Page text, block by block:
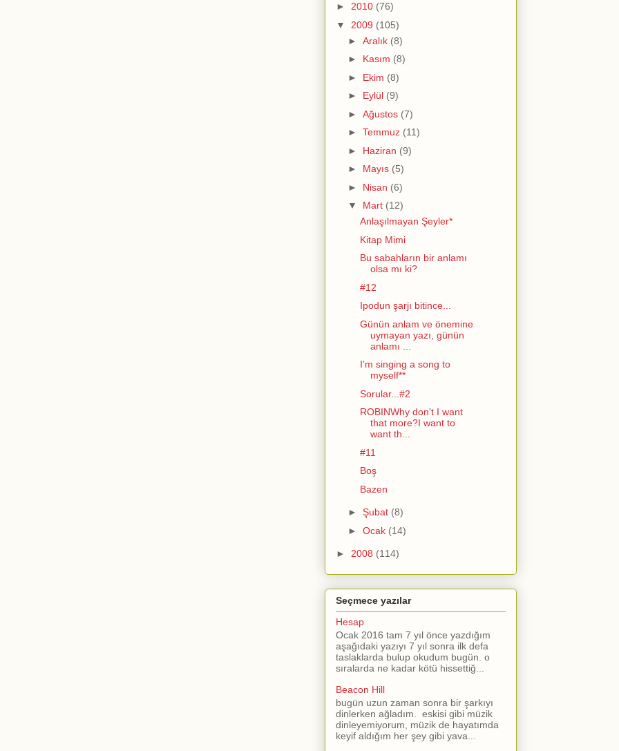
► 2010 (76)
▼ 2009 (105)
► Aralık (8)
► Kasım (8)
► Ekim (8)
► Eylül (9)
► Ağustos (7)
► Temmuz (11)
► Haziran (9)
► Mayıs (5)
► Nisan (6)
▼ Mart (12)
Anlaşılmayan Şeyler*
Kitap Mimi
Bu sabahların bir anlamı
olsa mı ki?
#12
Ipodun şarjı bitince...
Günün anlam ve önemine
uymayan yazı, günün
anlamı ...
I'm singing a song to
myself**
Sorular...#2
ROBINWhy don't I want
that more?I want to
want th...
#11
Boş
Bazen
► Şubat (8)
► Ocak (14)
► 2008 (114)
Seçmece yazılar
Hesap
Ocak 2016 tam 7 yıl önce yazdığım
aşağıdaki yazıyı 7 yıl sonra ilk defa
taslaklarda bulup okudum bugün. o
sıralarda ne kadar kötü hissettiğ...
Beacon Hill
bugün uzun zaman sonra bir şarkıyı
dinlerken ağladım. eskisi gibi müzik
dinleyemiyorum, müzik de hayatımda
keyif aldığım her şey gibi yava...